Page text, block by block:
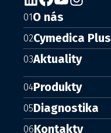
01O nás
02Cymedica Plus
03Aktuality
04Produkty
05Diagnostika
06Kontakty